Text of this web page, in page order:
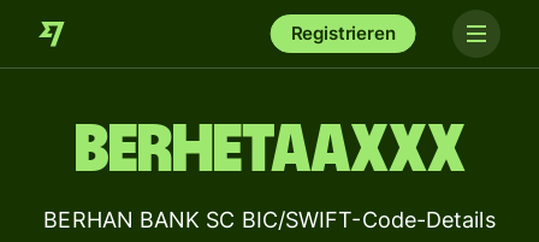
Registrieren
BERHETAAXXX
BERHAN BANK SC BIC/SWIFT-Code-Details